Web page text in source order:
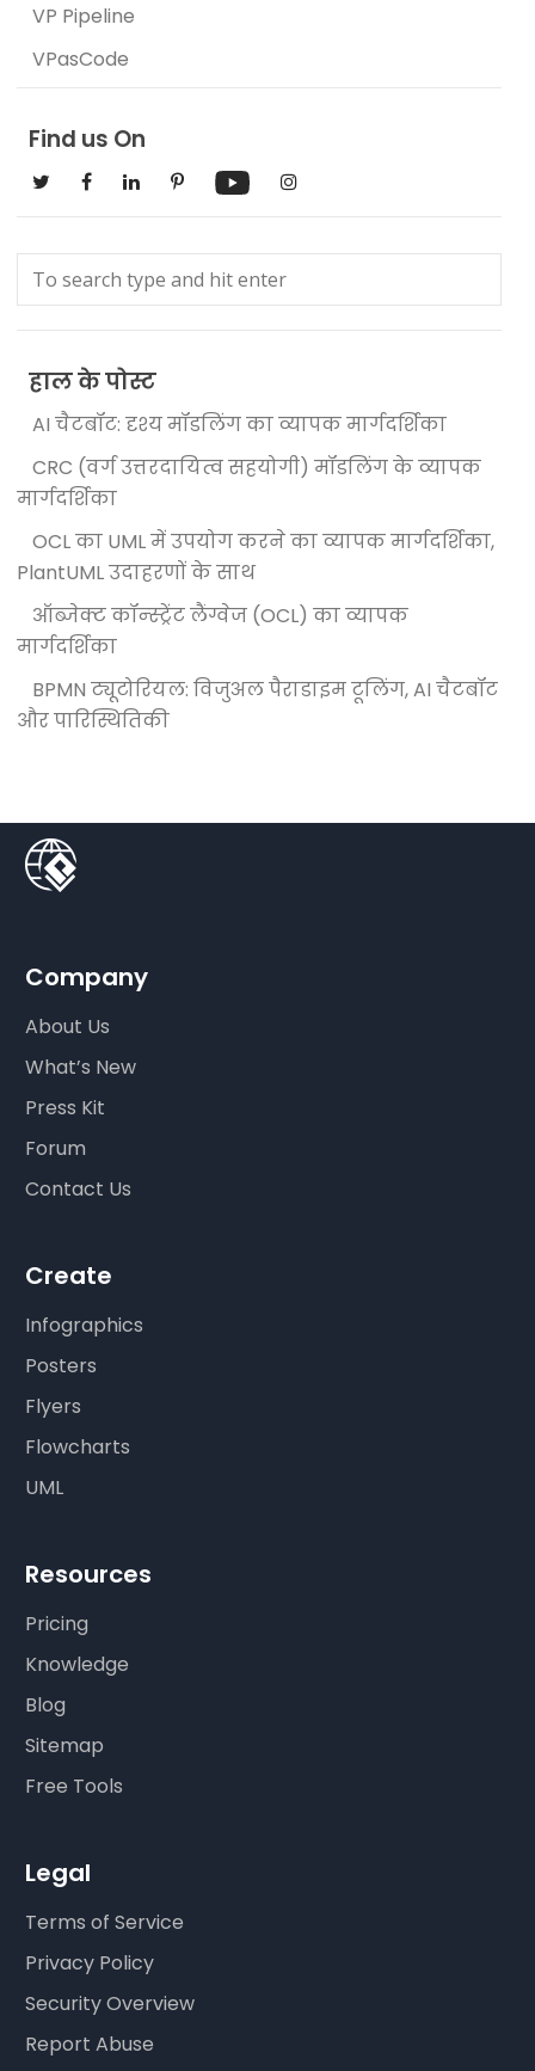
VP Pipeline
VPasCode
Find us On
हाल के पोस्ट
AI चैटबॉट: दृश्य मॉडलिंग का व्यापक मार्गदर्शिका
CRC (वर्ग उत्तरदायित्व सहयोगी) मॉडलिंग के व्यापक
मार्गदर्शिका
OCL का UML में उपयोग करने का व्यापक मार्गदर्शिका,
PlantUML उदाहरणों के साथ
ऑब्जेक्ट कॉन्स्ट्रेंट लैंग्वेज (OCL) का व्यापक
मार्गदर्शिका
BPMN ट्यूटोरियल: विजुअल पैराडाइम टूलिंग, AI चैटबॉट
और पारिस्थितिकी
Company
About Us
What’s New
Press Kit
Forum
Contact Us
Create
Infographics
Posters
Flyers
Flowcharts
UML
Resources
Pricing
Knowledge
Blog
Sitemap
Free Tools
Legal
Terms of Service
Privacy Policy
Security Overview
Report Abuse